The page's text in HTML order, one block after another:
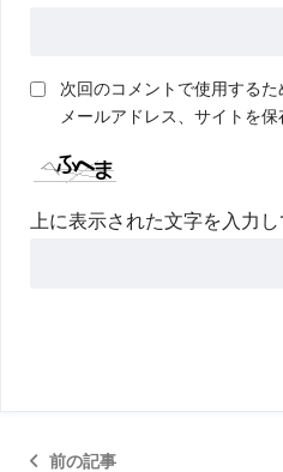
次回のコメントで使用するた
メールアドレス、サイトを保
上に表示された文字を入力し
前の記事